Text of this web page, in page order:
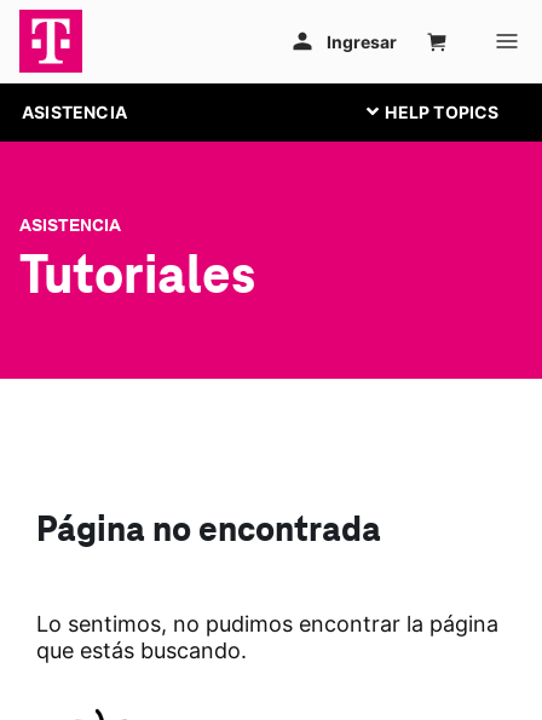
ASISTENCIA
ASISTENCIA
Tutoriales